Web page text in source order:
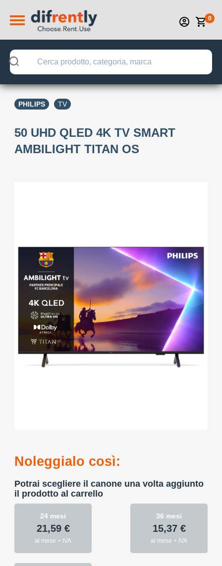
0
PHILIPS TV
50 UHD QLED 4K TV SMART
AMBILIGHT TITAN OS
Noleggialo così:
Potrai scegliere il canone una volta aggiunto
il prodotto al carrello
24 mesi
21,59 €
al mese + IVA
36 mesi
15,37 €
al mese + IVA